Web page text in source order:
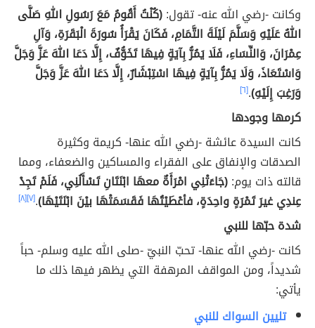
وكانت -رضي الله عنه- تقول:(كُنْتُ أَقُومُ مَعَ رَسُولِ اللهِ صَلَّى
اللهُ عَلَيْهِ وَسَلَّمَ لَيْلَةَ التَّمَامِ، فَكَانَ ‌يَقْرَأُ ‌سُورَةَ ‌الْبَقَرَةِ، ‌وَآلِ
‌عِمْرَانَ، ‌وَالنِّسَاءِ، فَلَا يَمُرُّ بِآيَةٍ فِيهَا تَخَوُّفٌ، إِلَّا دَعَا اللهَ عَزَّ وَجَلَّ
وَاسْتَعَاذَ، وَلَا يَمُرُّ بِآيَةٍ فِيهَا اسْتِبْشَارٌ، إِلَّا دَعَا اللهَ عَزَّ وَجَلَّ
وَرَغِبَ إِلَيْهِ).[٦]
كرمها وجودها
كانت السيدة عائشة -رضي الله عنها- كريمة وكثيرة
الصدقات والإنفاق على الفقراء والمساكين والضعفاء، ومما
قالته ذات يوم:(جَاءَتْنِي امْرَأَةٌ معهَا ابْنَتَانِ تَسْأَلُنِي، فَلَمْ تَجِدْ
عِندِي غيرَ تَمْرَةٍ واحِدَةٍ، فأعْطَيْتُهَا فَقَسَمَتْهَا بيْنَ ابْنَتَيْهَا).[٧] [٨]
شدة حبّها للنبي
كانت -رضي الله عنها- تحبّ النبيّ -صلى الله عليه وسلم- حباً
شديداً، ومن المواقف المرهفة التي يظهر فيها ذلك ما
يأتي:
تليين السواك للنبي